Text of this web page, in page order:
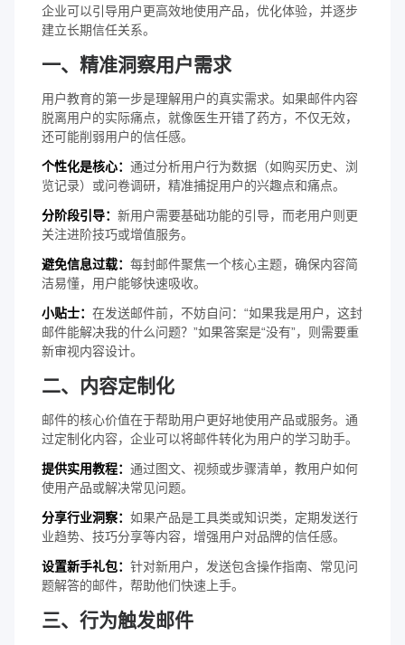
企业可以引导用户更高效地使用产品，优化体验，并逐步
建立长期信任关系。
一、精准洞察用户需求
用户教育的第一步是理解用户的真实需求。如果邮件内容
脱离用户的实际痛点，就像医生开错了药方，不仅无效，
还可能削弱用户的信任感。
个性化是核心： 通过分析用户行为数据（如购买历史、浏
览记录）或问卷调研，精准捕捉用户的兴趣点和痛点。
分阶段引导： 新用户需要基础功能的引导，而老用户则更
关注进阶技巧或增值服务。
避免信息过载： 每封邮件聚焦一个核心主题，确保内容简
洁易懂，用户能够快速吸收。
小贴士： 在发送邮件前，不妨自问：“如果我是用户，这封
邮件能解决我的什么问题？”如果答案是“没有”，则需要重
新审视内容设计。
二、内容定制化
邮件的核心价值在于帮助用户更好地使用产品或服务。通
过定制化内容，企业可以将邮件转化为用户的学习助手。
提供实用教程： 通过图文、视频或步骤清单，教用户如何
使用产品或解决常见问题。
分享行业洞察： 如果产品是工具类或知识类，定期发送行
业趋势、技巧分享等内容，增强用户对品牌的信任感。
设置新手礼包： 针对新用户，发送包含操作指南、常见问
题解答的邮件，帮助他们快速上手。
三、行为触发邮件